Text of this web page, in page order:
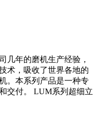
几年的磨机生产经验，
术，吸收了世界各地的
。本系列产品是一种专
交付。 LUM系列超细立